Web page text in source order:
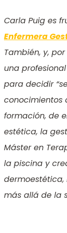
Carla Puig es
Enfermera
También, y,
una
para decidir
conocimientos
formación, de
estética, la
Máster en
la piscina y
dermoestética,
más allá de la